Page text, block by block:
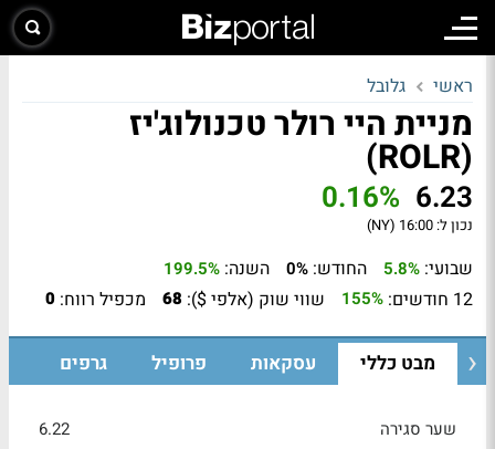
ראשי גלובל
מניית היי רולר טכנולוג'יז
(ROLR)
6.23
0.16%
נכון ל: 16:00 (NY)
שבועי: 5.8% החודש: 0% השנה: 199.5%
12 חודשים: 155% שווי שוק (אלפי $): 68 מכפיל רווח: 0
מבט כללי עסקאות פרופיל גרפים
שער סגירה
6.22